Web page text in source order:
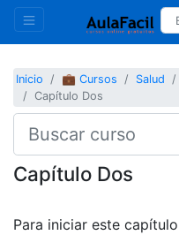
Inicio 💼 Cursos Salud
Capítulo Dos
Capítulo Dos
Para iniciar este